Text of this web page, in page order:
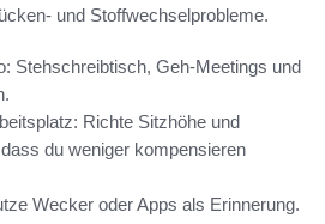
und Stoffwechselprobleme.
Stehschreibtisch, Geh-Meetings und
Richte Sitzhöhe und
du weniger kompensieren
Wecker oder Apps als Erinnerung.